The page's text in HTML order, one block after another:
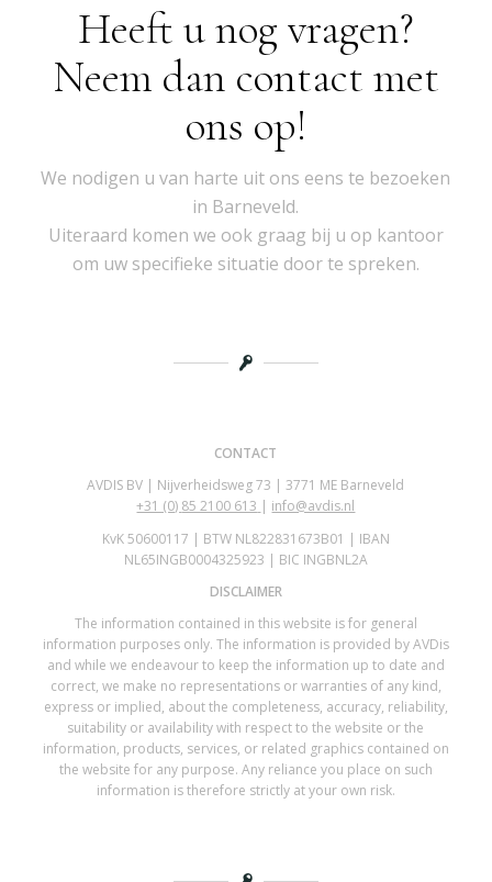
Heeft u nog vragen?
Neem dan contact met
ons op!
We nodigen u van harte uit ons eens te bezoeken
in Barneveld.
Uiteraard komen we ook graag bij u op kantoor
om uw specifieke situatie door te spreken.
CONTACT
AVDIS BV | Nijverheidsweg 73 | 3771 ME Barneveld
+31 (0) 85 2100 613
info@avdis.nl
KvK 50600117 | BTW NL822831673B01 | IBAN
NL65INGB0004325923 | BIC INGBNL2A
DISCLAIMER
The information contained in this website is for general
information purposes only. The information is provided by AVDis
and while we endeavour to keep the information up to date and
correct, we make no representations or warranties of any kind,
express or implied, about the completeness, accuracy, reliability,
suitability or availability with respect to the website or the
information, products, services, or related graphics contained on
the website for any purpose. Any reliance you place on such
information is therefore strictly at your own risk.